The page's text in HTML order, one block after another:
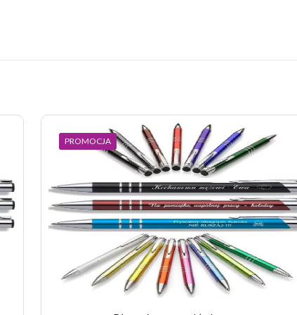
2 z 5 gwiazdek 3 z 5 gwiazdek
PROMOCJA